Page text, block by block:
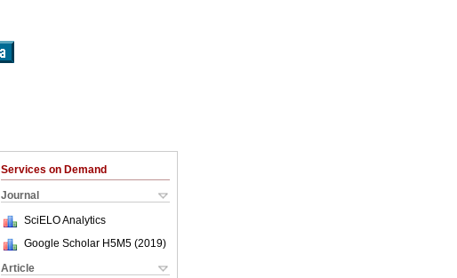
Services on Demand
Journal
SciELO Analytics
Google Scholar H5M5 (2019)
Article